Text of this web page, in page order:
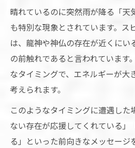
晴れているのに突然雨が降る「天
も特別な現象とされています。ス
は、龍神や神仏の存在が近くにい
の前触れであると言われています
なタイミングで、エネルギーが大
考えられます。
このようなタイミングに遭遇した
ない存在が応援してくれている」
る」といった前向きなメッセージ